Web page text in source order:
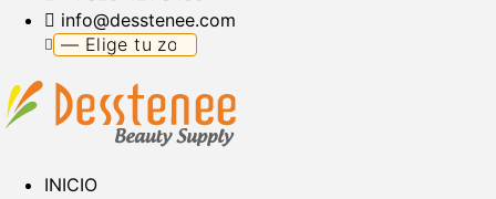
info@desstenee.com
INICIO